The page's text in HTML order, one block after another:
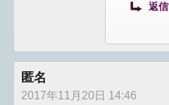
返
匿名
2017年11月20日 14:46